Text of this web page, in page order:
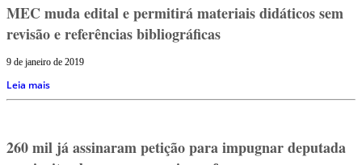
MEC muda edital e permitirá materiais didáticos sem
revisão e referências bibliográficas
9 de janeiro de 2019
Leia mais
260 mil já assinaram petição para impugnar deputada